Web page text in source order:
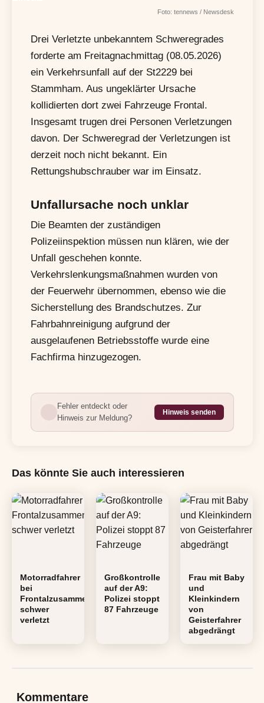
Foto: tennews / Newsdesk
Drei Verletzte unbekanntem Schweregrades
forderte am Freitagnachmittag (08.05.2026)
ein Verkehrsunfall auf der St2229 bei
Stammham. Aus ungeklärter Ursache
kollidierten dort zwei Fahrzeuge Frontal.
Insgesamt trugen drei Personen Verletzungen
davon. Der Schweregrad der Verletzungen ist
derzeit noch nicht bekannt. Ein
Rettungshubschrauber war im Einsatz.
Unfallursache noch unklar
Die Beamten der zuständigen
Polizeiinspektion müssen nun klären, wie der
Unfall geschehen konnte.
Verkehrslenkungsmaßnahmen wurden von
der Feuerwehr übernommen, ebenso wie die
Sicherstellung des Brandschutzes. Zur
Fahrbahnreinigung aufgrund der
ausgelaufenen Betriebsstoffe wurde eine
Fachfirma hinzugezogen.
Fehler entdeckt oder
Hinweis zur Meldung?
Hinweis senden
Das könnte Sie auch interessieren
Motorradfahrer
bei
Frontalzusammenstoß
schwer
verletzt
Großkontrolle
auf der A9:
Polizei stoppt
87 Fahrzeuge
Frau mit Baby
und
Kleinkindern
von
Geisterfahrer
abgedrängt
Kommentare